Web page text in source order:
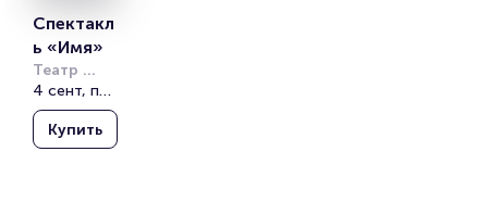
Спектакл
ь «Имя»
Театр
имени
Моссовета
4 сент, пт, 19:00
Купить